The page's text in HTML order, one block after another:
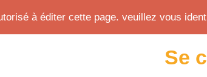
à éditer cette page. veuillez vous
Se